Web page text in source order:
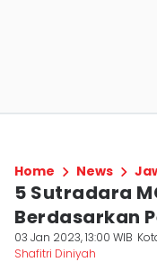
Home News
5 Sutradara
Berdasarkan
03 Jan 2023, 13:00 WIB
Shafitri Diniyah